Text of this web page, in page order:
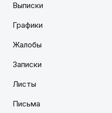
Выписки
Графики
Жалобы
Записки
Листы
Письма